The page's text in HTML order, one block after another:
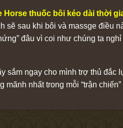
Horse thuốc bôi kéo dài thời
sẽ sau khi bôi và massge điều
đâu vì coi như chúng ta
sắm ngay cho mình trợ thủ đắc
mãnh nhất trong mỗi “trận